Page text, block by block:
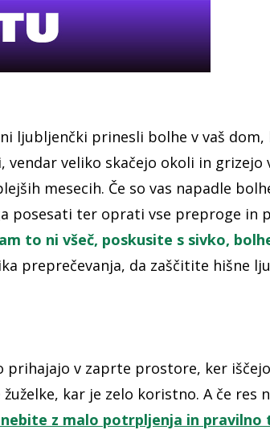
ljubljenčki prinesli bolhe v vaš
vendar veliko skačejo okoli in
mesecih. Če so vas napadle
posesati ter oprati vse preproge in
to ni všeč, poskusite s sivko,
preprečevanja, da zaščitite hišne
prihajajo v zaprte prostore, ker
kar je zelo koristno. A če res
z malo potrpljenja in